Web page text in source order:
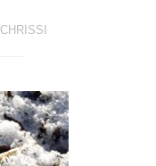
CHRISSI